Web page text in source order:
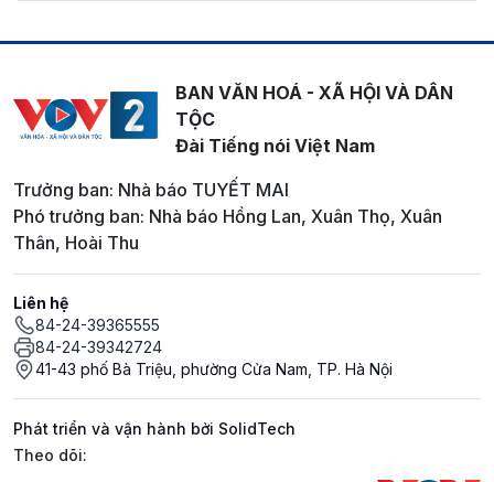
BAN VĂN HOÁ - XÃ HỘI VÀ DÂN
TỘC
Đài Tiếng nói Việt Nam
Trưởng ban: Nhà báo TUYẾT MAI
Phó trưởng ban: Nhà báo Hồng Lan, Xuân Thọ, Xuân
Thân, Hoài Thu
Liên hệ
84-24-39365555
84-24-39342724
41-43 phố Bà Triệu, phường Cửa Nam, TP. Hà Nội
Phát triển và vận hành bởi SolidTech
Mạng xã hội
Theo dõi: